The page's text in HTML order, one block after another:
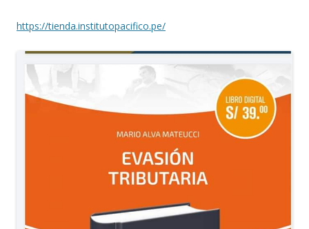
https://tienda.institutopacifico.pe/